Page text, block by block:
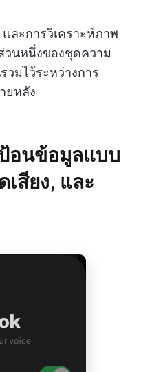
ละการวิเคราะห์ภาพ
วนหนึ่งของชุดความ
วมไว้ระหว่างการ
ยหลัง
อนข้อมูลแบบ
สียง, และ